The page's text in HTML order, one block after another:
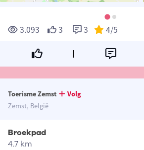
3.093 3 3 4/5
Toerisme Zemst
Volg
Zemst, België
Broekpad
4.7 km